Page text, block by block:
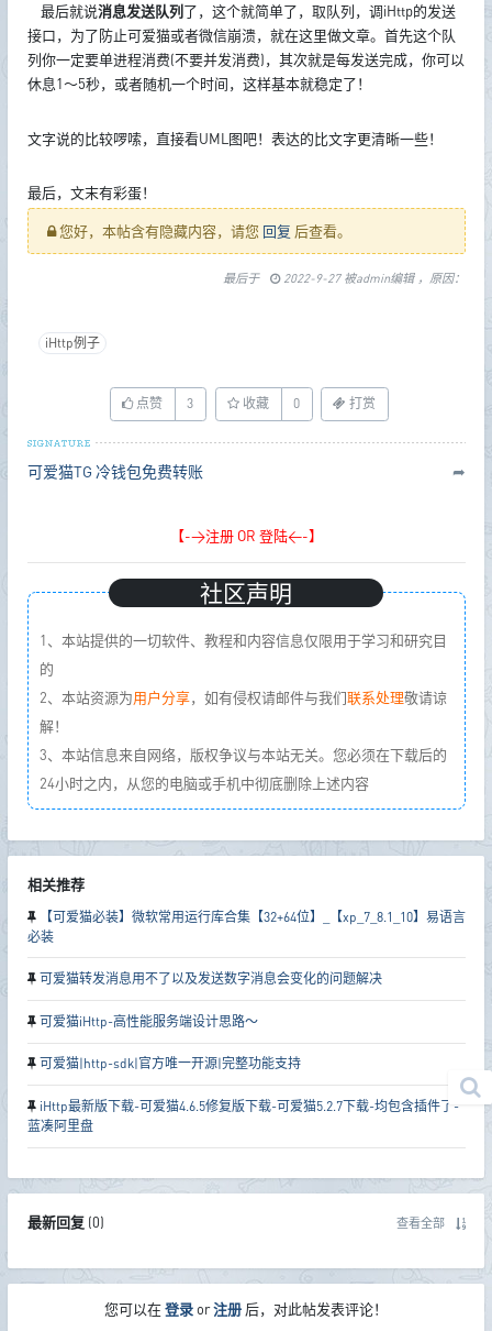
最后就说消息发送队列 了，这个就简单了，取队列，调iHttp的发送
接口，为了防止可爱猫或者微信崩溃，就在这里做文章。首先这个队
列你一定要单进程消费(不要并发消费)，其次就是每发送完成，你可以
休息1～5秒，或者随机一个时间，这样基本就稳定了！
文字说的比较啰嗦，直接看UML图吧！表达的比文字更清晰一些！
最后，文末有彩蛋！
您好，本帖含有隐藏内容，请您 回复 后查看。
最后于 2022-9-27 被admin编辑 ，原因：
iHttp例子
点赞 3 收藏 0 打赏
可爱猫TG 冷钱包免费转账 ➦
【->注册 OR 登陆<-】
社区声明
1、本站提供的一切软件、教程和内容信息仅限用于学习和研究目
的
2、本站资源为用户分享，如有侵权请邮件与我们联系处理敬请谅
解！
3、本站信息来自网络，版权争议与本站无关。您必须在下载后的
24小时之内，从您的电脑或手机中彻底删除上述内容
相关推荐
【可爱猫必装】微软常用运行库合集【32+64位】_【xp_7_8.1_10】易语言
必装
可爱猫转发消息用不了以及发送数字消息会变化的问题解决
可爱猫iHttp-高性能服务端设计思路～
可爱猫|http-sdk|官方唯一开源|完整功能支持
iHttp最新版下载-可爱猫4.6.5修复版下载-可爱猫5.2.7下载-均包含插件了-
蓝凑阿里盘
最新回复(0) 查看全部
您可以在登录or注册 后，对此帖发表评论！